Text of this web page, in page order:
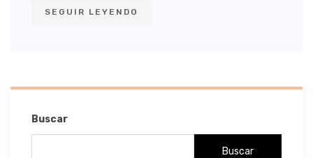
SEGUIR LEYENDO
Buscar
Buscar